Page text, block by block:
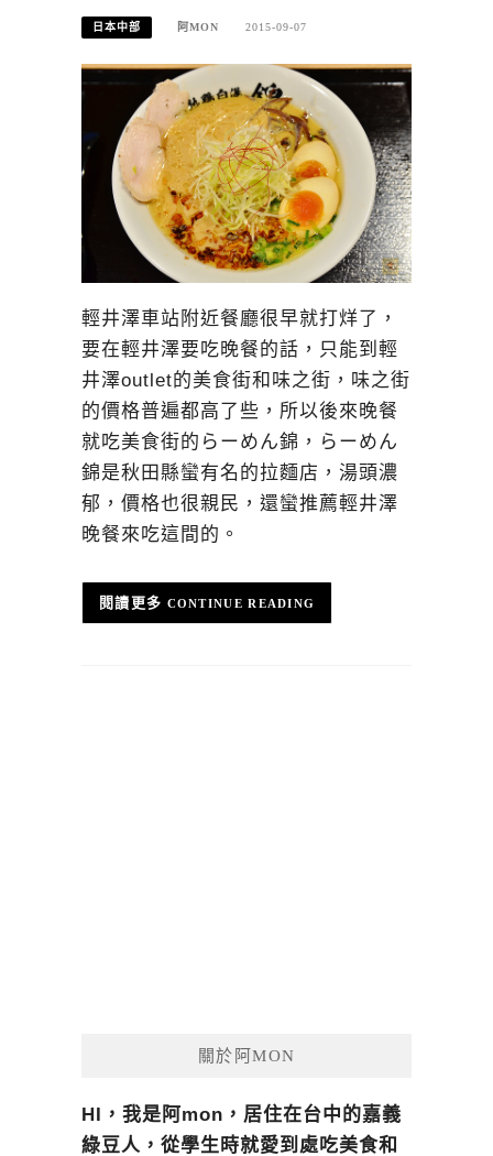
日本中部 阿MON 2015-09-07
輕井澤車站附近餐廳很早就打烊了，
要在輕井澤要吃晚餐的話，只能到輕
井澤outlet的美食街和味之街，味之街
的價格普遍都高了些，所以後來晚餐
就吃美食街的らーめん錦，らーめん
錦是秋田縣蠻有名的拉麵店，湯頭濃
郁，價格也很親民，還蠻推薦輕井澤
晚餐來吃這間的。
CONTINUE READING
關於阿MON
HI，我是阿mon，居住在台中的嘉義
綠豆人，從學生時就愛到處吃美食和